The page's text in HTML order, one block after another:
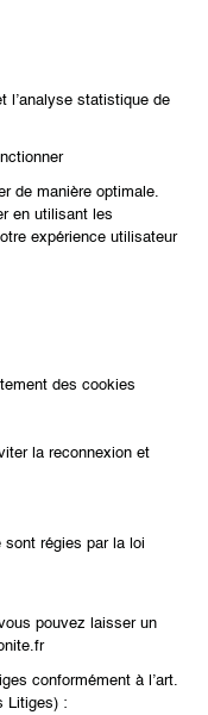
l’analyse statistique de
de manière optimale.
en utilisant les
expérience utilisateur
des cookies
la reconnexion et
sont régies par la loi
pouvez laisser un
conformément à l’art.
Litiges) :